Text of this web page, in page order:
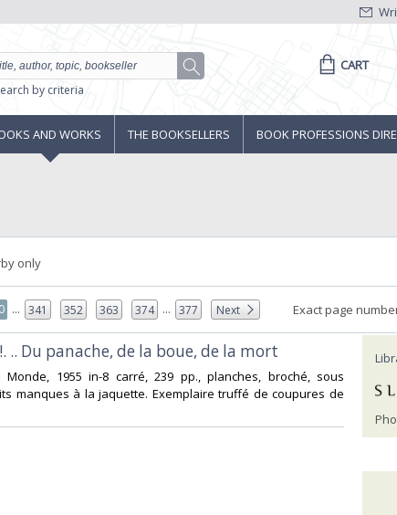
by criteria
CART
AND WORKS THE BOOKSELLERS BOOK PROFESSIONS
only
... 341 352 363 374 ... 377 Next Exact page
.. Du panache, de la boue, de la mort‎
Monde, 1955 in-8 carré, 239 pp., planches, broché, sous
manques à la jaquette. Exemplaire truffé de coupures de